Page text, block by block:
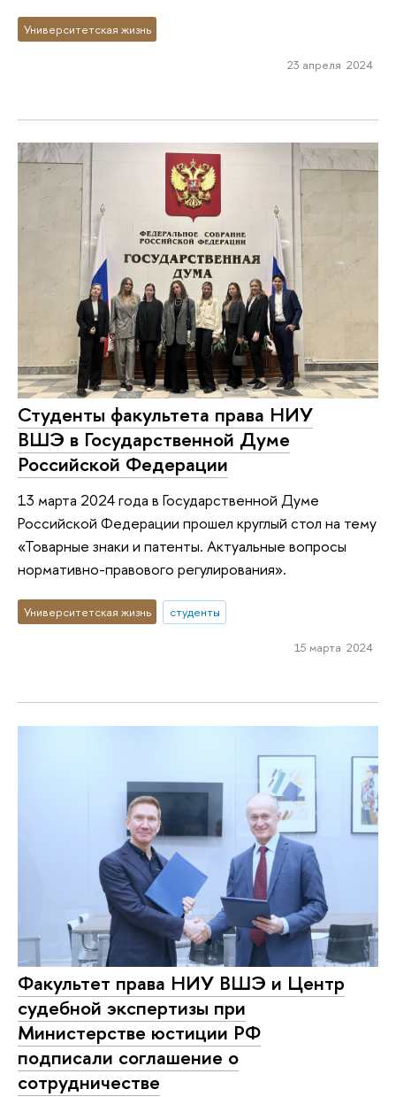
Университетская жизнь
23 апреля 2024
Студенты факультета права НИУ
ВШЭ в Государственной Думе
Российской Федерации
13 марта 2024 года в Государственной Думе
Российской Федерации прошел круглый стол на тему
«Товарные знаки и патенты. Актуальные вопросы
нормативно-правового регулирования».
Университетская жизнь студенты
15 марта 2024
Факультет права НИУ ВШЭ и Центр
судебной экспертизы при
Министерстве юстиции РФ
подписали соглашение о
сотрудничестве